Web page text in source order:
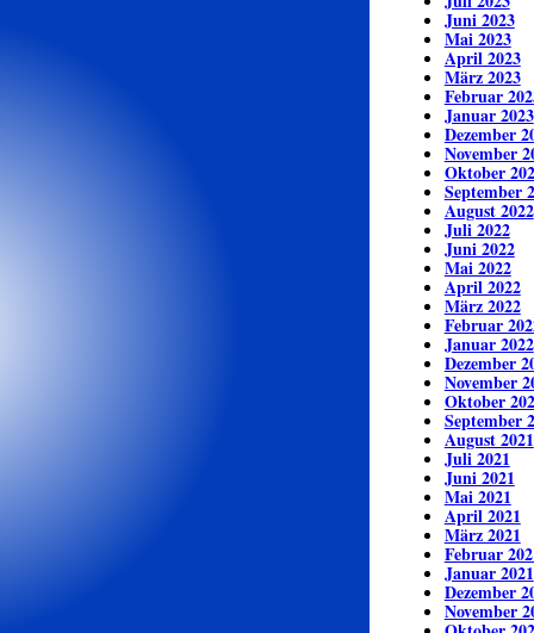
Juni 2023
Mai 2023
April 2023
März 2023
Februar
Januar 2023
Dezember
November
Oktober
September
August 2022
Juli 2022
Juni 2022
Mai 2022
April 2022
März 2022
Februar
Januar 2022
Dezember
November
Oktober
September
August 2021
Juli 2021
Juni 2021
Mai 2021
April 2021
März 2021
Februar
Januar 2021
Dezember
November